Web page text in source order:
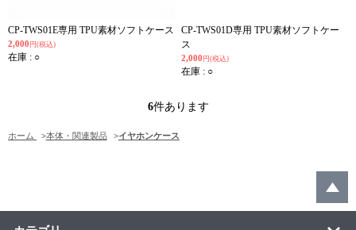
CP-TWS01E専用 TPU素材ソフトケース
2,000 円(税込)
在庫 : ○
CP-TWS01D専用 TPU素材ソフトケー
ス
2,000 円(税込)
在庫 : ○
6件あります
ホーム >本体・関連製品 >イヤホンケース